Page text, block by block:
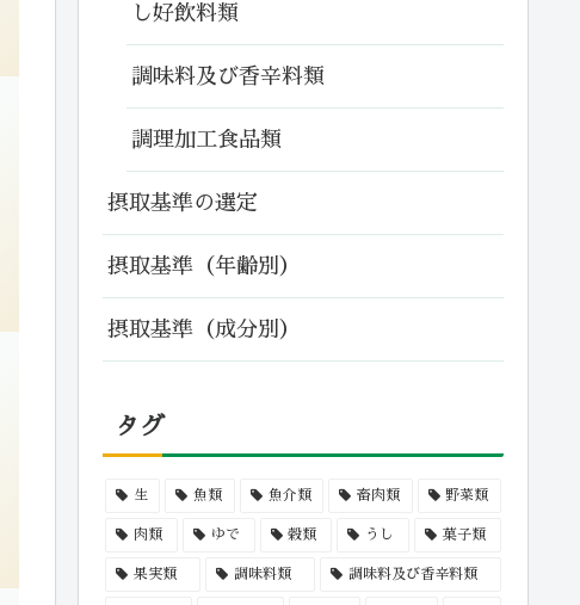
し好飲料類
調味料及び香辛料類
調理加工食品類
摂取基準の選定
摂取基準（年齢別）
摂取基準（成分別）
タグ
生 魚類 魚介類 畜肉類 野菜類
肉類 ゆで 穀類 うし 菓子類
果実類 調味料類 調味料及び香辛料類